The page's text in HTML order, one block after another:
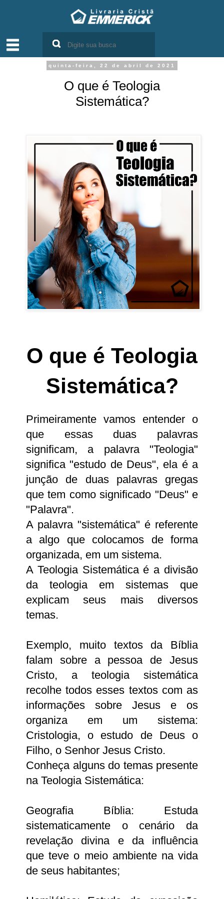
quinta-feira, 22 de abril de 2021
O que é Teologia
Sistemática?
O que é Teologia
Sistemática?
Primeiramente vamos entender o
que essas duas palavras
significam, a palavra "Teologia"
significa "estudo de Deus", ela é a
junção de duas palavras gregas
que tem como significado "Deus" e
"Palavra".
A palavra "sistemática" é referente
a algo que colocamos de forma
organizada, em um sistema.
A Teologia Sistemática é a divisão
da teologia em sistemas que
explicam seus mais diversos
temas.
Exemplo, muito textos da Bíblia
falam sobre a pessoa de Jesus
Cristo, a teologia sistemática
recolhe todos esses textos com as
informações sobre Jesus e os
organiza em um sistema:
Cristologia, o estudo de Deus o
Filho, o Senhor Jesus Cristo.
Conheça alguns do temas presente
na Teologia Sistemática:
Geografia Bíblia: Estuda
sistematicamente o cenário da
revelação divina e da influência
que teve o meio ambiente na vida
de seus habitantes;